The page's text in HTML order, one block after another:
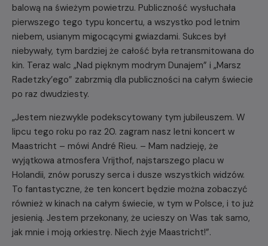
balową na świeżym powietrzu. Publiczność wysłuchała
pierwszego tego typu koncertu, a wszystko pod letnim
niebem, usianym migocącymi gwiazdami. Sukces był
niebywały, tym bardziej że całość była retransmitowana do
kin. Teraz walc „Nad pięknym modrym Dunajem” i „Marsz
Radetzky’ego” zabrzmią dla publiczności na całym świecie
po raz dwudziesty.
„Jestem niezwykle podekscytowany tym jubileuszem. W
lipcu tego roku po raz 20. zagram nasz letni koncert w
Maastricht – mówi André Rieu. – Mam nadzieję, że
wyjątkowa atmosfera Vrijthof, najstarszego placu w
Holandii, znów poruszy serca i dusze wszystkich widzów.
To fantastyczne, że ten koncert będzie można zobaczyć
również w kinach na całym świecie, w tym w Polsce, i to już
jesienią. Jestem przekonany, że ucieszy on Was tak samo,
jak mnie i moją orkiestrę. Niech żyje Maastricht!”.